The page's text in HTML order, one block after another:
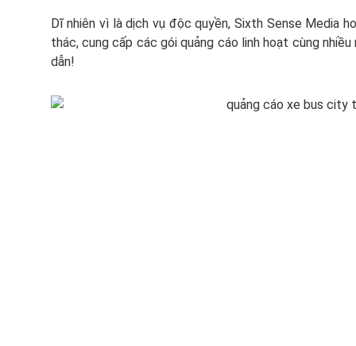
Dĩ nhiên vì là dịch vụ độc quyền, Sixth Sense Media
thác, cung cấp các gói quảng cáo linh hoạt cùng
dẫn!